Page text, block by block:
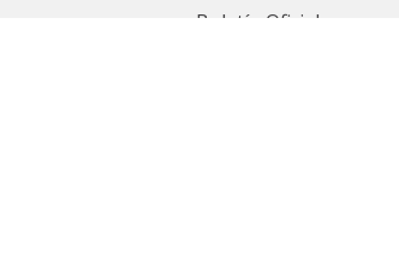
Boletín Oficial